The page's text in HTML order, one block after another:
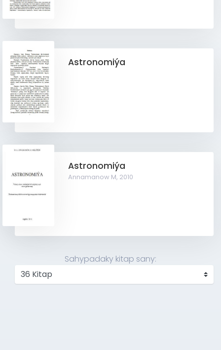
Astronomiýa
Astronomiýa
Annamanow M, 2010
Sahypadaky kitap sany: